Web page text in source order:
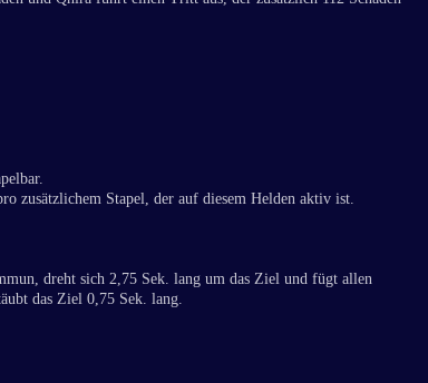
zusätzlichem Stapel, der auf diesem Helden aktiv ist.
dreht sich 2,75 Sek. lang um das Ziel und fügt allen
das Ziel 0,75 Sek. lang.